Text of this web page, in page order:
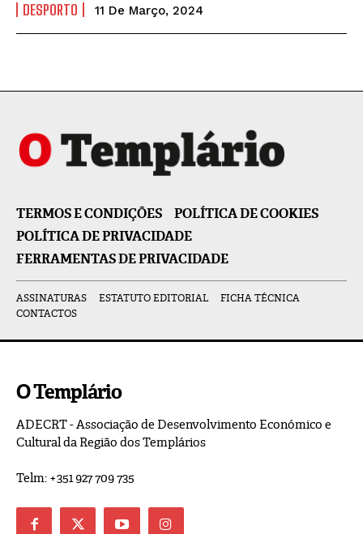
DESPORTO 11 De Março, 2024
TERMOS E CONDIÇÕES
POLÍTICA DE COOKIES
POLÍTICA DE PRIVACIDADE
FERRAMENTAS DE PRIVACIDADE
ASSINATURAS ESTATUTO EDITORIAL
FICHA TÉCNICA
CONTACTOS
O Templário
ADECRT - Associação de Desenvolvimento Económico e
Cultural da Região dos Templários
Telm: +351 927 709 735